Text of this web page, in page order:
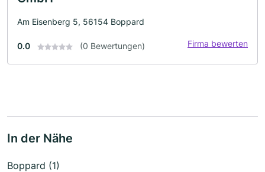
Am Eisenberg 5, 56154 Boppard
0.0 (0 Bewertungen) Firma bewerten
In der Nähe
Boppard (1)